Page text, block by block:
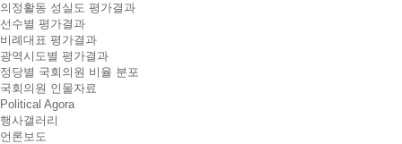
의정활동 성실도 평가결과
선수별 평가결과
비례대표 평가결과
광역시도별 평가결과
정당별 국회의원 비율 분포
국회의원 인물자료
Political Agora
행사갤러리
언론보도